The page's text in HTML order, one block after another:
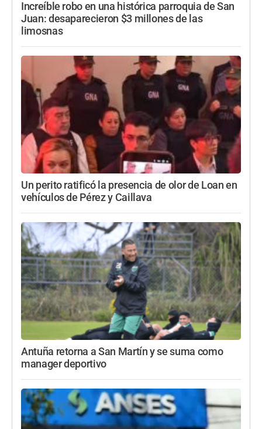
Increíble robo en una histórica parroquia de San
Juan: desaparecieron $3 millones de las
limosnas
Un perito ratificó la presencia de olor de Loan en
vehículos de Pérez y Caillava
Antuña retorna a San Martín y se suma como
manager deportivo